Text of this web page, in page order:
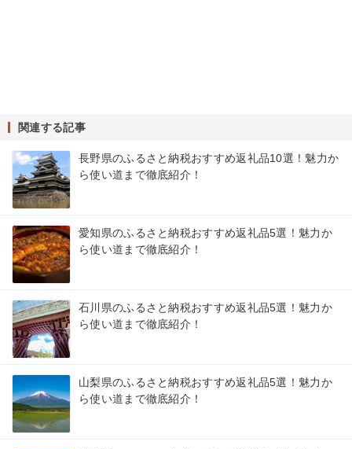
関連する記事
長野県のふるさと納税おすすめ返礼品10選！魅力か
ら使い道まで徹底紹介！
愛知県のふるさと納税おすすめ返礼品5選！魅力か
ら使い道まで徹底紹介！
石川県のふるさと納税おすすめ返礼品5選！魅力か
ら使い道まで徹底紹介！
山梨県のふるさと納税おすすめ返礼品5選！魅力か
ら使い道まで徹底紹介！